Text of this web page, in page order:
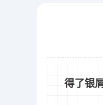
得了银